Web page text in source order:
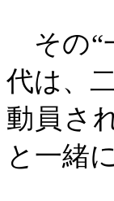
その“
代は、
動員さ
と一緒